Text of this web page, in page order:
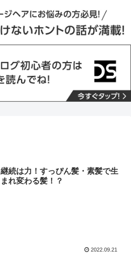
継続は力！すっぴん髪・素髪で生
まれ変わる髪！？
2022.09.21